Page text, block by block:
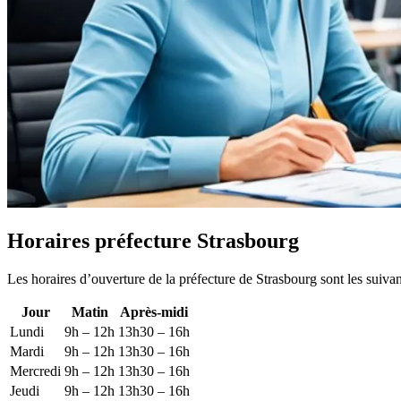
Horaires préfecture Strasbourg
Les horaires d’ouverture de la préfecture de Strasbourg sont les
Jour Matin
Après-midi
Lundi
9h – 12h 13h30 – 16h
Mardi
9h – 12h 13h30 – 16h
Mercredi 9h – 12h 13h30 – 16h
Jeudi
9h – 12h 13h30 – 16h